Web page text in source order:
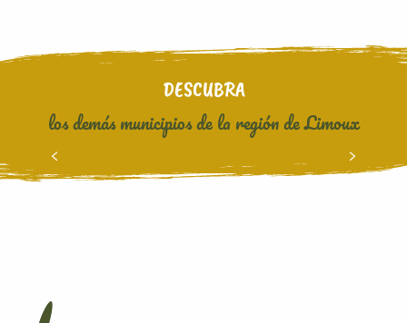
DESCUBRA
los demás municipios de la región de Limoux
SAINT-HILAIRE